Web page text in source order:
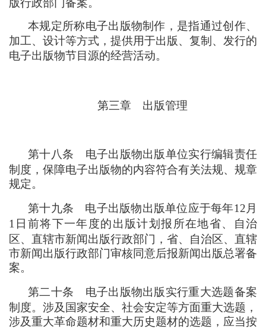
版行政部门备案。
本规定所称电子出版物制作 ， 是指通过创作、
加工、设计等方式 ， 提供用于出版、复制、发行的
电子出版物节目源的经营活动。
第三章 出版管理
第十八条 电子出版物出版单位实行编辑责任
制度 ， 保障电子出版物的内容符合有关法规、规章
规定。
第十九条 电子出版物出版单位应于每年12月
1日前将下一年度的出版计划报所在地省、自治
区、直辖市新闻出版行政部门 ， 省、自治区、直辖
市新闻出版行政部门审核同意后报新闻出版总署备
案。
第二十条 电子出版物出版实行重大选题备案
制度。涉及国家安全、社会安定等方面重大选题 ，
涉及重大革命题材和重大历史题材的选题 ， 应当按